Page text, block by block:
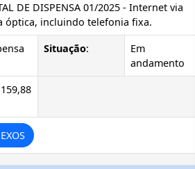
DE DISPENSA 01/2025 - Internet via
óptica, incluindo telefonia fixa.
Situação:
Em
andamento